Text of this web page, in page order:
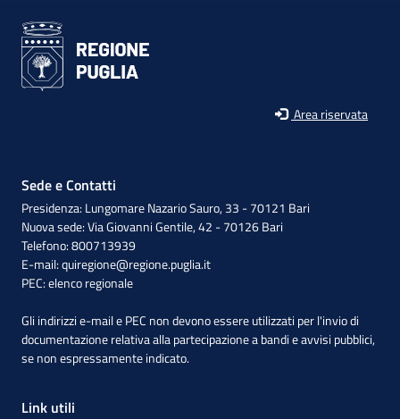
Area riservata
Sede e Contatti
Presidenza: Lungomare Nazario Sauro, 33 - 70121 Bari
Nuova sede: Via Giovanni Gentile, 42 - 70126 Bari
Telefono: 800713939
E-mail:quiregione@regione.puglia.it
PEC:elenco regionale
Gli indirizzi e-mail e PEC non devono essere utilizzati per l'invio di
documentazione relativa alla partecipazione a bandi e avvisi pubblici,
se non espressamente indicato.
Link utili